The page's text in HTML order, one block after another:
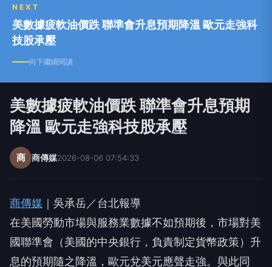
NEXT
美數據疲軟油價跌 聯準會升息預期降溫 歐元走強科
技股承壓
向下繼續閱讀
美數據疲軟油價跌 聯準會升息預期
降溫 歐元走強科技股承壓
商 商傳媒2026-08-06 07:54:33
商傳媒 ｜吳承岳／台北報導
在美國勞動市場與服務業數據不如預期後，市場對美
國聯準會（美國的中央銀行，負責制定貨幣政策）升
息的預期隨之降溫，歐元兌美元應聲走強。與此同